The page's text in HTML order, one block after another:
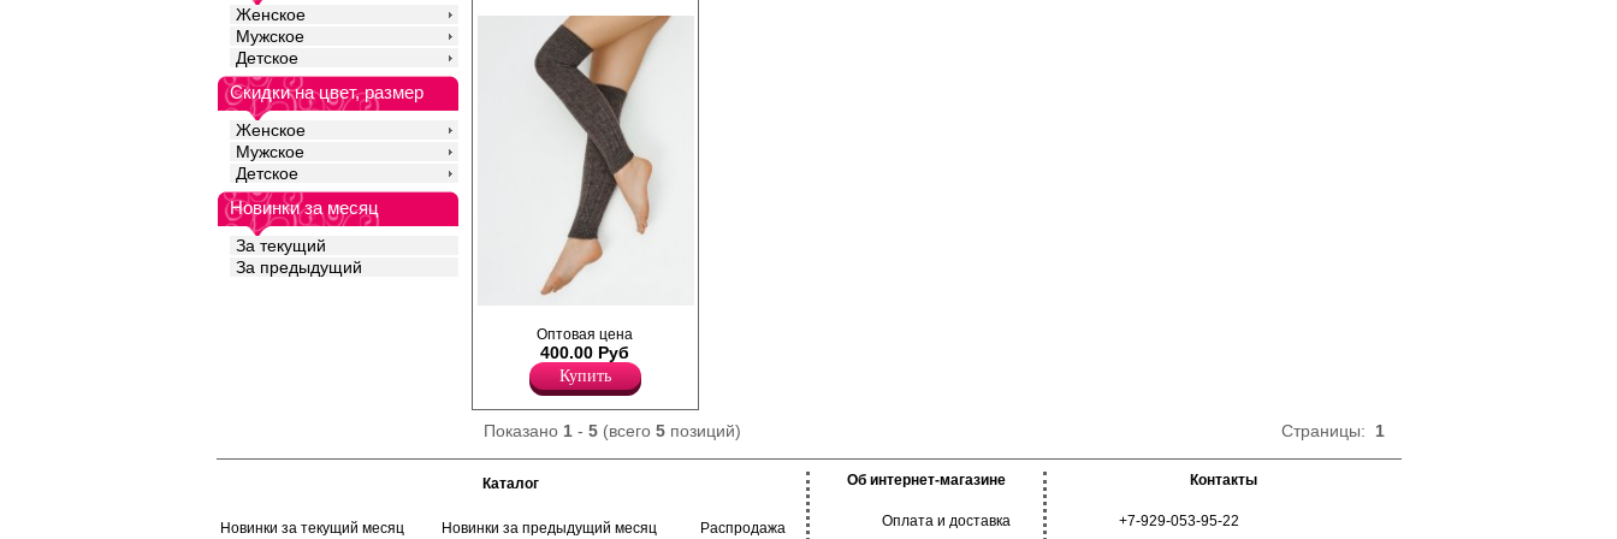
Женское
Мужское
Детское
Скидки на цвет, размер
Женское
Мужское
Детское
Новинки за месяц
За текущий
За предыдущий
широкой, рифленой, эластичной резинкой,
позволяющей комфортно удерживаться
без передавливания. Ширина резинки 6,0
см. Выполнены с добавлением шерсти для
сохранения комфорта и тепла, и с
добавлением акрила для
износоустойчивости и практичности.
Плотность 480ден
Полиамид 14%
Эластан 1%
Оптовая цена
400.00 Руб
Купить
Страницы: 1
Показано 1- 5(всего 5позиций)
Каталог
Новинки за текущий месяц Новинки за предыдущий месяц Распродажа
Об интернет-магазине
Оплата и доставка
Контакты
+7-929-053-95-22